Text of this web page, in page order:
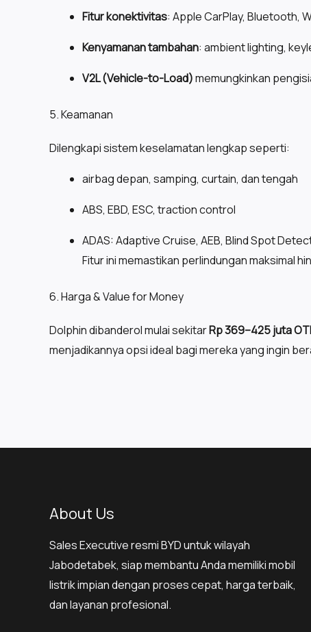
Fitur konektivitas: Apple CarPlay, Bluetooth,
Kenyamanan tambahan: ambient lighting,
V2L (Vehicle-to-Load)memungkinkan
5. Keamanan
Dilengkapi sistem keselamatan lengkap seperti:
airbag depan, samping, curtain, dan tengah
ABS, EBD, ESC, traction control
ADAS: Adaptive Cruise, AEB, Blind Spot
Fitur ini memastikan perlindungan maksimal
6. Harga & Value for Money
Dolphin dibanderol mulai sekitarRp 369–425 juta
menjadikannya opsi ideal bagi mereka yang ingin
About Us
Sales Executive resmi BYD untuk wilayah
Jabodetabek, siap membantu Anda memiliki mobil
listrik impian dengan proses cepat, harga terbaik,
dan layanan profesional.